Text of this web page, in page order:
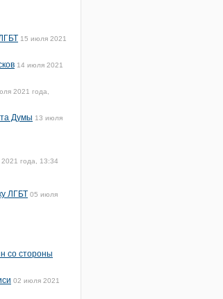
15 июля 2021
14 июля 2021
2021 года,
Думы 13 июля
года, 13:34
ЛГБТ 05 июля
со стороны
02 июля 2021